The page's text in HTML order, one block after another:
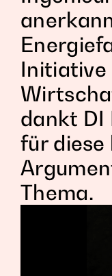
Initiative
dankt DI
für diese
Thema.